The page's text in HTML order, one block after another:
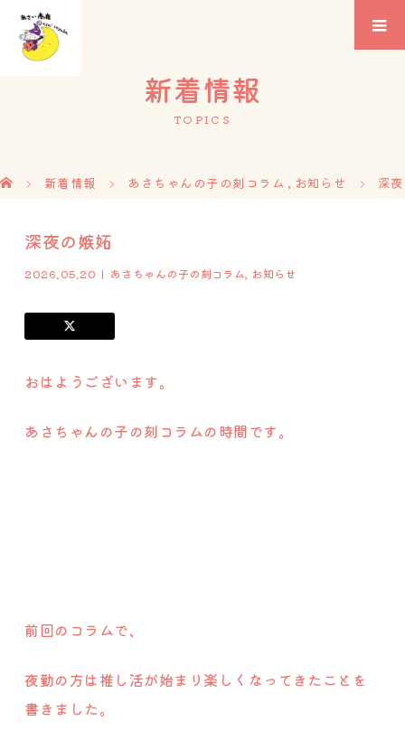
新着情報
TOPICS
新着情報 あさちゃんの子の刻コラム , お知らせ 深
深夜の嫉妬
2026.05.20 あさちゃんの子の刻コラム, お知らせ
おはようございます。
あさちゃんの子の刻コラムの時間です。
前回のコラムで、
夜勤の方は推し活が始まり楽しくなってきたことを
書きました。